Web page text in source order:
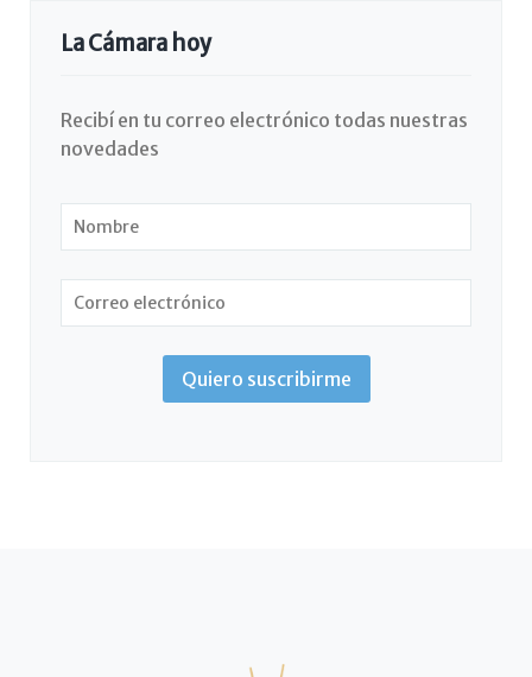
La Cámara hoy
Recibí en tu correo electrónico todas nuestras
novedades